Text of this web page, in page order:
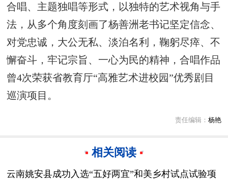
合唱、主题独唱等形式，以独特的艺术视角与手
法，从多个角度刻画了杨善洲老书记坚定信念、
对党忠诚，大公无私、淡泊名利，鞠躬尽瘁、不
懈奋斗，牢记宗旨、一心为民的精神，合唱作品
曾4次荣获省教育厅“高雅艺术进校园”优秀剧目
巡演项目。
责任编辑： 杨艳
相关阅读
云南姚安县成功入选“五好两宜”和美乡村试点试验项